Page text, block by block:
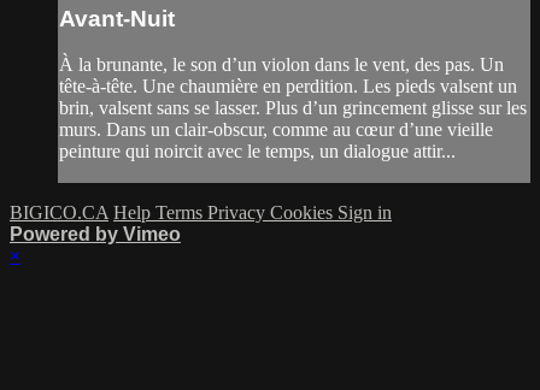
Avant-Nuit
À la brunante, le son d’un violon dans le vent, des pas. Un
tête-à-tête. Une chaumière en perdition. Les pieds valsent un
brin, valsent sans se lasser. Plus d’un grincement glisse sur les
murs. Dans un clair-obscur, comme au cœur d’une vieille
peinture qui noircit avec le temps, un dialogue attir...
BIGICO.CA Help Terms Privacy Cookies Sign in
Powered by Vimeo
×